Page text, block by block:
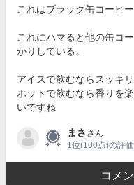
これはブラック缶コーヒ
これにハマると他の缶コ
かりしている。
アイスで飲むならスッキ
ホットで飲むなら香りを
いですね
まさ さん
1位(100点)の評価
コメ